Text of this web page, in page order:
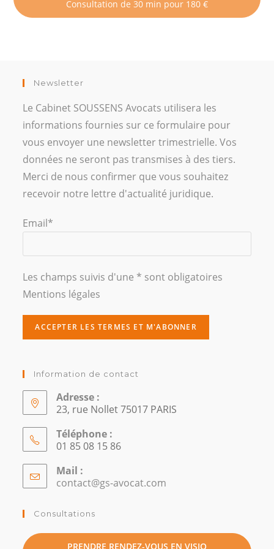
Consultation de 30 min pour 180 €
Newsletter
Le Cabinet SOUSSENS Avocats utilisera les
informations fournies sur ce formulaire pour
vous envoyer une newsletter trimestrielle. Vos
données ne seront pas transmises à des tiers.
Merci de nous confirmer que vous souhaitez
recevoir notre lettre d'actualité juridique.
Email*
Les champs suivis d'une * sont obligatoires
Mentions légales
Information de contact
Adresse :
23, rue Nollet 75017 PARIS
Téléphone :
01 85 08 15 86
Mail :
contact@gs-avocat.com
Consultations
PRENDRE RENDEZ-VOUS EN VISIO